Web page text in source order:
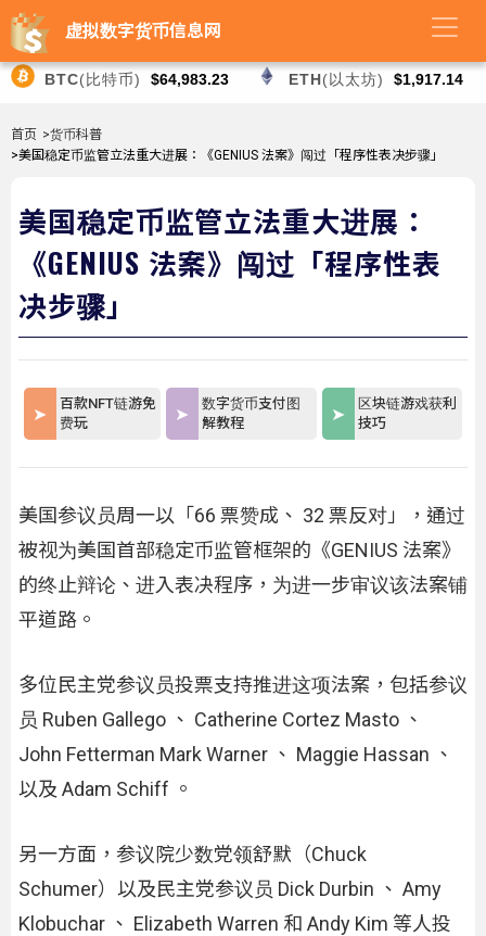
虚拟数字货币信息网
BTC(比特币) $64,983.23 ETH(以太坊) $1,917.14
首页 >货币科普
>美国稳定币监管立法重大进展：《GENIUS 法案》闯过「程序性表决步骤」
美国稳定币监管立法重大进展：
《GENIUS 法案》闯过「程序性表
决步骤」
百款NFT链游免
费玩
数字货币支付图
解教程
区块链游戏获利
技巧
美国参议员周一以「66 票赞成、 32 票反对」，通过
被视为美国首部稳定币监管框架的《GENIUS 法案》
的终止辩论、进入表决程序，为进一步审议该法案铺
平道路。
多位民主党参议员投票支持推进这项法案，包括参议
员 Ruben Gallego 、 Catherine Cortez Masto 、
John Fetterman Mark Warner 、 Maggie Hassan 、
以及 Adam Schiff 。
另一方面，参议院少数党领舒默（Chuck
Schumer）以及民主党参议员 Dick Durbin 、 Amy
Klobuchar 、 Elizabeth Warren 和 Andy Kim 等人投